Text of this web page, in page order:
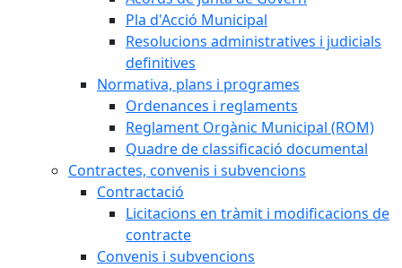
Pla d'Acció Municipal
Resolucions administratives i judicials
definitives
Normativa, plans i programes
Ordenances i reglaments
Reglament Orgànic Municipal (ROM)
Quadre de classificació documental
Contractes, convenis i subvencions
Contractació
Licitacions en tràmit i modificacions de
contracte
Convenis i subvencions